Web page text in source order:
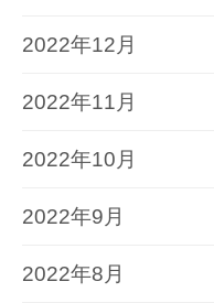
2022年12月
2022年11月
2022年10月
2022年9月
2022年8月